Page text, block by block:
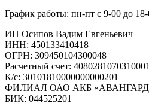
График работы: пн-пт с 9-00 до
ИП Осипов Вадим Евгеньевич
ИНН: 450133410418
ОГРН: 309450104300048
Расчетный счет:
К/с: 30101810000000000201
ФИЛИАЛ ОАО АКБ
БИК: 044525201